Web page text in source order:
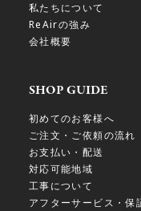
私たちについて
ReAirの強み
会社概要
SHOP GUIDE
初めてのお客様へ
ご注文・ご依頼の流れ
お支払い・配送
対応可能地域
工事について
アフターサービス・保